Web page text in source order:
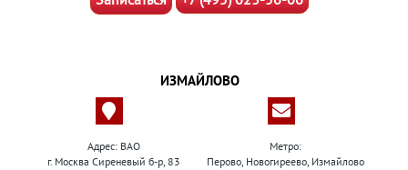
ИЗМАЙЛОВО
Адрес: ВАО
г. Москва Сиреневый б-р, 83
Метро:
Перово, Новогиреево, Измайлово